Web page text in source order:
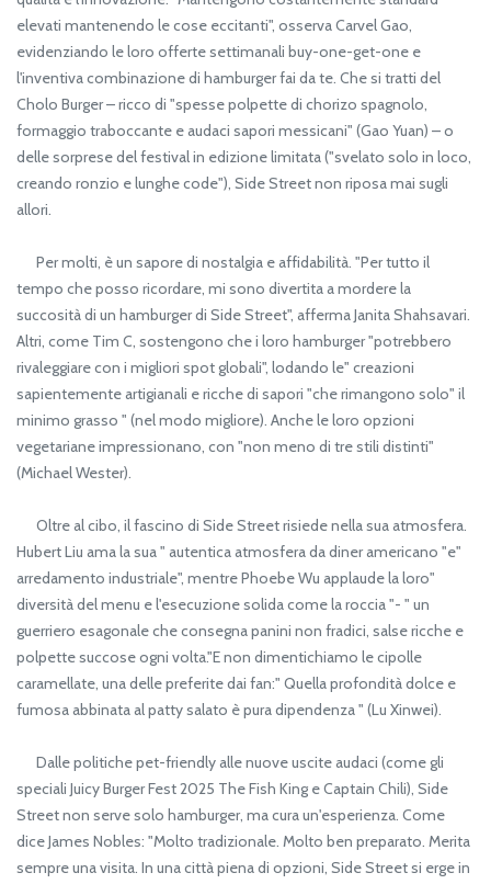
elevati mantenendo le cose eccitanti", osserva Carvel Gao,
evidenziando le loro offerte settimanali buy-one-get-one e
l'inventiva combinazione di hamburger fai da te. Che si tratti del
Cholo Burger – ricco di "spesse polpette di chorizo spagnolo,
formaggio traboccante e audaci sapori messicani" (Gao Yuan) – o
delle sorprese del festival in edizione limitata ("svelato solo in loco,
creando ronzio e lunghe code"), Side Street non riposa mai sugli
allori.
Per molti, è un sapore di nostalgia e affidabilità. "Per tutto il
tempo che posso ricordare, mi sono divertita a mordere la
succosità di un hamburger di Side Street", afferma Janita Shahsavari.
Altri, come Tim C, sostengono che i loro hamburger "potrebbero
rivaleggiare con i migliori spot globali", lodando le" creazioni
sapientemente artigianali e ricche di sapori "che rimangono solo" il
minimo grasso " (nel modo migliore). Anche le loro opzioni
vegetariane impressionano, con "non meno di tre stili distinti"
(Michael Wester).
Oltre al cibo, il fascino di Side Street risiede nella sua atmosfera.
Hubert Liu ama la sua " autentica atmosfera da diner americano "e"
arredamento industriale", mentre Phoebe Wu applaude la loro"
diversità del menu e l'esecuzione solida come la roccia "- " un
guerriero esagonale che consegna panini non fradici, salse ricche e
polpette succose ogni volta."E non dimentichiamo le cipolle
caramellate, una delle preferite dai fan:" Quella profondità dolce e
fumosa abbinata al patty salato è pura dipendenza " (Lu Xinwei).
Dalle politiche pet-friendly alle nuove uscite audaci (come gli
speciali Juicy Burger Fest 2025 The Fish King e Captain Chili), Side
Street non serve solo hamburger, ma cura un'esperienza. Come
dice James Nobles: "Molto tradizionale. Molto ben preparato. Merita
sempre una visita. In una città piena di opzioni, Side Street si erge in